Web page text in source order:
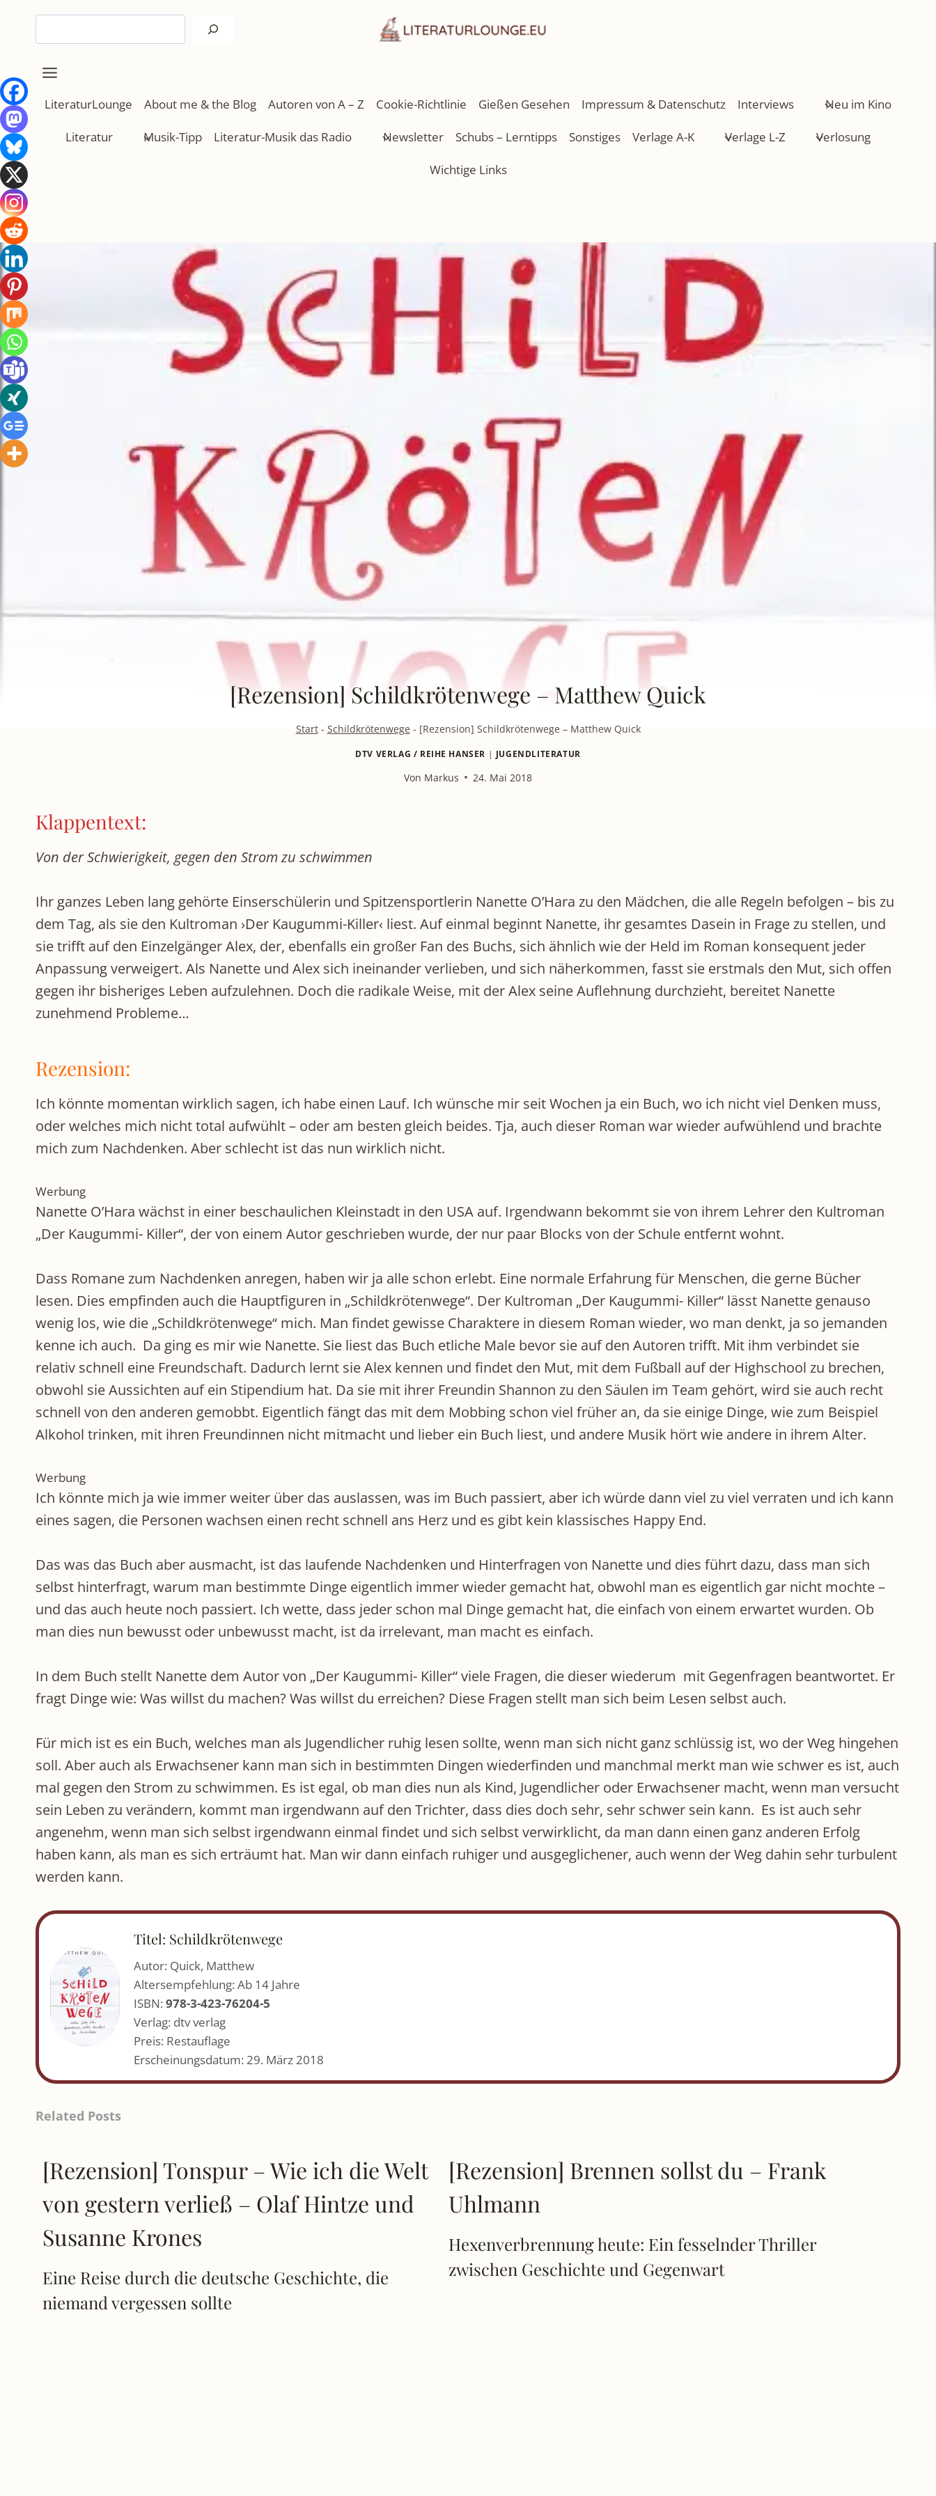
springen
LiteraturLounge About me & the Blog Autoren von A – Z Cookie-Richtlinie Gießen Gesehen Impressum & Datenschutz Interviews Neu im Kino
Literatur Musik-Tipp Literatur-Musik das Radio Newsletter Schubs – Lerntipps Sonstiges Verlage A-K Verlage L-Z Verlosung
Wichtige Links
[Rezension] Schildkrötenwege – Matthew Quick
Start- Schildkrötenwege- [Rezension] Schildkrötenwege – Matthew Quick
DTV VERLAG / REIHE HANSER | JUGENDLITERATUR
Von Markus 24. Mai 2018
Klappentext:
Von der Schwierigkeit, gegen den Strom zu schwimmen
Ihr ganzes Leben lang gehörte Einserschülerin und Spitzensportlerin Nanette O’Hara zu den Mädchen, die alle Regeln befolgen – bis zu
dem Tag, als sie den Kultroman ›Der Kaugummi-Killer‹ liest. Auf einmal beginnt Nanette, ihr gesamtes Dasein in Frage zu stellen, und
sie trifft auf den Einzelgänger Alex, der, ebenfalls ein großer Fan des Buchs, sich ähnlich wie der Held im Roman konsequent jeder
Anpassung verweigert. Als Nanette und Alex sich ineinander verlieben, und sich näherkommen, fasst sie erstmals den Mut, sich offen
gegen ihr bisheriges Leben aufzulehnen. Doch die radikale Weise, mit der Alex seine Auflehnung durchzieht, bereitet Nanette
zunehmend Probleme…
Rezension:
Ich könnte momentan wirklich sagen, ich habe einen Lauf. Ich wünsche mir seit Wochen ja ein Buch, wo ich nicht viel Denken muss,
oder welches mich nicht total aufwühlt – oder am besten gleich beides. Tja, auch dieser Roman war wieder aufwühlend und brachte
mich zum Nachdenken. Aber schlecht ist das nun wirklich nicht.
Werbung
Nanette O’Hara wächst in einer beschaulichen Kleinstadt in den USA auf. Irgendwann bekommt sie von ihrem Lehrer den Kultroman
„Der Kaugummi- Killer“, der von einem Autor geschrieben wurde, der nur paar Blocks von der Schule entfernt wohnt.
Dass Romane zum Nachdenken anregen, haben wir ja alle schon erlebt. Eine normale Erfahrung für Menschen, die gerne Bücher
lesen. Dies empfinden auch die Hauptfiguren in „Schildkrötenwege“. Der Kultroman „Der Kaugummi- Killer“ lässt Nanette genauso
wenig los, wie die „Schildkrötenwege“ mich. Man findet gewisse Charaktere in diesem Roman wieder, wo man denkt, ja so jemanden
kenne ich auch. Da ging es mir wie Nanette. Sie liest das Buch etliche Male bevor sie auf den Autoren trifft. Mit ihm verbindet sie
relativ schnell eine Freundschaft. Dadurch lernt sie Alex kennen und findet den Mut, mit dem Fußball auf der Highschool zu brechen,
obwohl sie Aussichten auf ein Stipendium hat. Da sie mit ihrer Freundin Shannon zu den Säulen im Team gehört, wird sie auch recht
schnell von den anderen gemobbt. Eigentlich fängt das mit dem Mobbing schon viel früher an, da sie einige Dinge, wie zum Beispiel
Alkohol trinken, mit ihren Freundinnen nicht mitmacht und lieber ein Buch liest, und andere Musik hört wie andere in ihrem Alter.
Werbung
Ich könnte mich ja wie immer weiter über das auslassen, was im Buch passiert, aber ich würde dann viel zu viel verraten und ich kann
eines sagen, die Personen wachsen einen recht schnell ans Herz und es gibt kein klassisches Happy End.
Das was das Buch aber ausmacht, ist das laufende Nachdenken und Hinterfragen von Nanette und dies führt dazu, dass man sich
selbst hinterfragt, warum man bestimmte Dinge eigentlich immer wieder gemacht hat, obwohl man es eigentlich gar nicht mochte –
und das auch heute noch passiert. Ich wette, dass jeder schon mal Dinge gemacht hat, die einfach von einem erwartet wurden. Ob
man dies nun bewusst oder unbewusst macht, ist da irrelevant, man macht es einfach.
In dem Buch stellt Nanette dem Autor von „Der Kaugummi- Killer“ viele Fragen, die dieser wiederum mit Gegenfragen beantwortet. Er
fragt Dinge wie: Was willst du machen? Was willst du erreichen? Diese Fragen stellt man sich beim Lesen selbst auch.
Für mich ist es ein Buch, welches man als Jugendlicher ruhig lesen sollte, wenn man sich nicht ganz schlüssig ist, wo der Weg hingehen
soll. Aber auch als Erwachsener kann man sich in bestimmten Dingen wiederfinden und manchmal merkt man wie schwer es ist, auch
mal gegen den Strom zu schwimmen. Es ist egal, ob man dies nun als Kind, Jugendlicher oder Erwachsener macht, wenn man versucht
sein Leben zu verändern, kommt man irgendwann auf den Trichter, dass dies doch sehr, sehr schwer sein kann. Es ist auch sehr
angenehm, wenn man sich selbst irgendwann einmal findet und sich selbst verwirklicht, da man dann einen ganz anderen Erfolg
haben kann, als man es sich erträumt hat. Man wir dann einfach ruhiger und ausgeglichener, auch wenn der Weg dahin sehr turbulent
werden kann.
Titel: Schildkrötenwege
Autor: Quick, Matthew
Altersempfehlung: Ab 14 Jahre
ISBN: 978-3-423-76204-5
Verlag: dtv verlag
Preis: Restauflage
Erscheinungsdatum: 29. März 2018
Related Posts
[Rezension] Tonspur – Wie ich die Welt
von gestern verließ – Olaf Hintze und
Susanne Krones
Eine Reise durch die deutsche Geschichte, die
niemand vergessen sollte
[Rezension] Brennen sollst du – Frank
Uhlmann
Hexenverbrennung heute: Ein fesselnder Thriller
zwischen Geschichte und Gegenwart